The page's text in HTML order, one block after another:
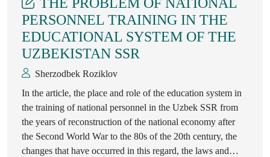
PERSONNEL TRAINING IN THE
EDUCATIONAL SYSTEM OF THE
UZBEKISTAN SSR
Sherzodbek Roziklov
In the article, the place and role of the education system in
the training of national personnel in the Uzbek SSR from
the years of reconstruction of the national economy after
the Second World War to the 80s of the 20th century, the
changes that have occurred in this regard, the laws and